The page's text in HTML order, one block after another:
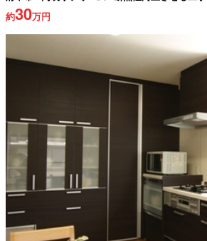
約30万円